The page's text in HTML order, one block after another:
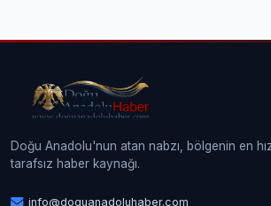
Doğu Anadolu'nun atan nabzı, bölgenin en
tarafsız haber kaynağı.
info@doguanadoluhaber.com